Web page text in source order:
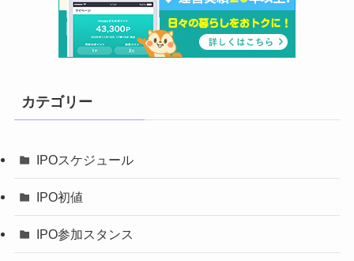
カテゴリー
IPOスケジュール
IPO初値
IPO参加スタンス